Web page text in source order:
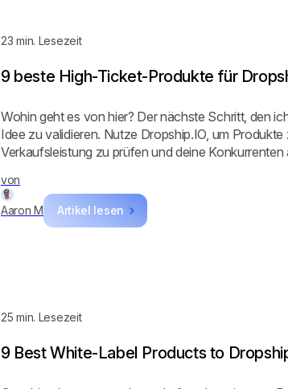
23 min. Lesezeit
von
Aaron M Artikel lesen
9 beste High-Ticket-Produkte für
Wohin geht es von hier? Der nächste Schritt, den
Idee zu validieren. Nutze Dropship.IO, um Produkte
Verkaufsleistung zu prüfen und deine
25 min. Lesezeit
9 Best White-Label Products to